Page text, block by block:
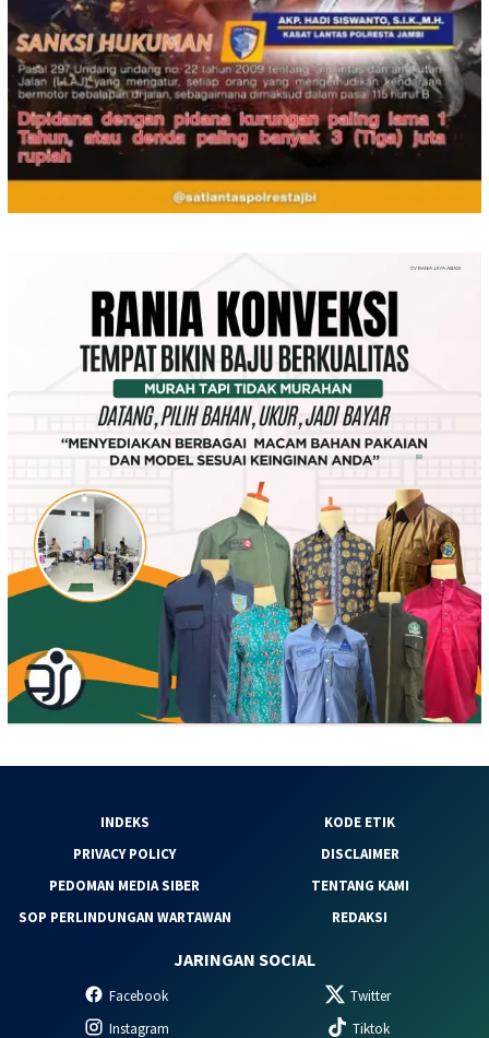
INDEKS
KODE ETIK
PRIVACY POLICY
DISCLAIMER
PEDOMAN MEDIA SIBER
TENTANG KAMI
SOP PERLINDUNGAN WARTAWAN
REDAKSI
JARINGAN SOCIAL
Facebook
Twitter
Instagram
Tiktok